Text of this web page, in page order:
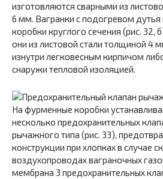
изготовляются сварными из
6 мм. Вагранки с подогревом
коробки круглого сечения (рис. 32,
они из листовой стали толщиной 4
изнутри легковесным кирпичом
снаружи тепловой изоляцией.
На фурменные коробки
несколько предохранительных
рычажного типа (рис. 33),
конструкции при хлопках в случае
воздухопроводах ваграночных
мембрана 3 предохранительных